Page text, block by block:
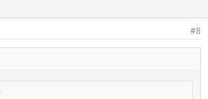
#8